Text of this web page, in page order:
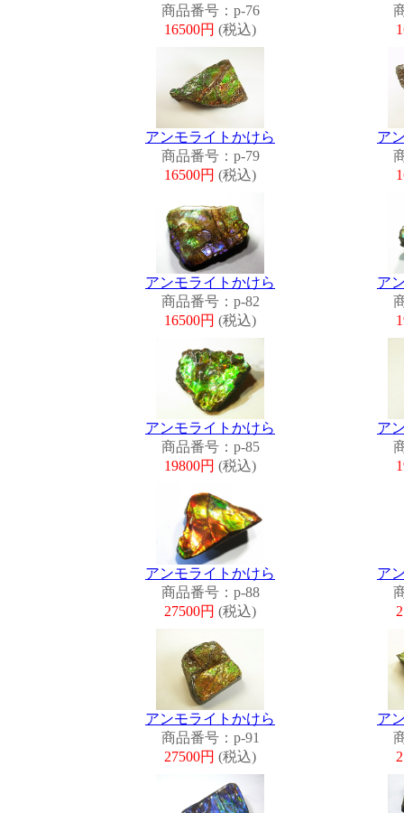
商品番号：p-76
16500円 (税込)
アンモライトかけら
商品番号：p-79
16500円 (税込)
ア
アンモライトかけら
商品番号：p-82
16500円 (税込)
ア
アンモライトかけら
商品番号：p-85
19800円 (税込)
ア
アンモライトかけら
商品番号：p-88
27500円 (税込)
ア
アンモライトかけら
商品番号：p-91
27500円 (税込)
ア